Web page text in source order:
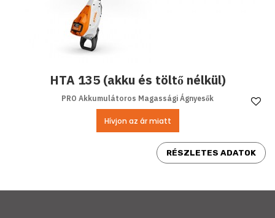
HTA 135 (akku és töltő nélkül)
PRO Akkumulátoros Magassági Ágnyesők
Hívjon az ár miatt
RÉSZLETES ADATOK